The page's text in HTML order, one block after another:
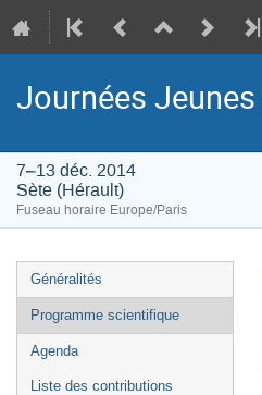
Journées
7–13 déc. 2014
Sète (Hérault)
Fuseau horaire Europe/Paris
Menu
de
l'événement
Généralités
Programme scientifique
Agenda
Liste des contributions